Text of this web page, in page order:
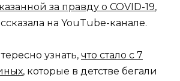
за правду о COVID-19,
на YouTube-канале.
узнать, что стало с 7
, которые в детстве бегали